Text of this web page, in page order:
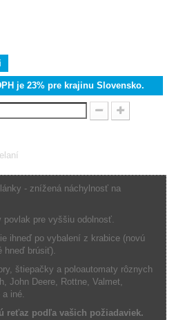
je 23% pre krajinu Slovensko.
- znížená náchylnosť na
povlak pre vyššiu odolnosť.
ihneď po vybalení z krabice (novú
hneď brúsiť).
štiepačky a poloautomaty rôznych
John Deere, Rottne, Valmet,
iné.
reťaz podľa vašich požiadaviek.